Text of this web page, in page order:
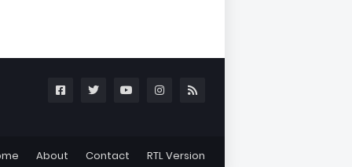
About Contact RTL Version